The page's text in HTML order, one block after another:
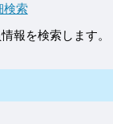
検索
報を検索します。